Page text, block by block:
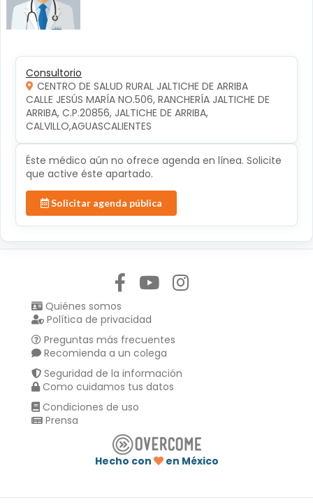
Consultorio
CENTRO DE SALUD RURAL JALTICHE DE ARRIBA
CALLE JESÚS MARÍA NO.506, RANCHERÍA JALTICHE DE
ARRIBA, C.P.20856, JALTICHE DE ARRIBA,
CALVILLO,AGUASCALIENTES
Éste médico aún no ofrece agenda en línea. Solicite
que active éste apartado.
Solicitar agenda pública
Quiénes somos
Política de privacidad
Preguntas más frecuentes
Recomienda a un colega
Seguridad de la información
Como cuidamos tus datos
Condiciones de uso
Prensa
Hecho con
en México